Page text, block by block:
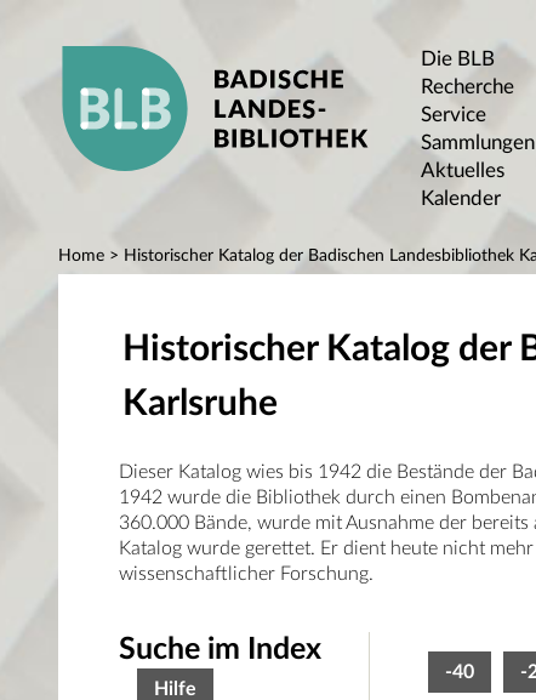
Die BLB
Recherche
Service
Sammlungen
Aktuelles
Kalender
Home > Historischer Katalog der Badischen Landesbibliothek
Historischer Katalog der
Karlsruhe
Dieser Katalog wies bis 1942 die Bestände der
1942 wurde die Bibliothek durch einen
360.000 Bände, wurde mit Ausnahme der
Katalog wurde gerettet. Er dient heute nicht
wissenschaftlicher Forschung.
-40 -
Suche im Index
Hilfe